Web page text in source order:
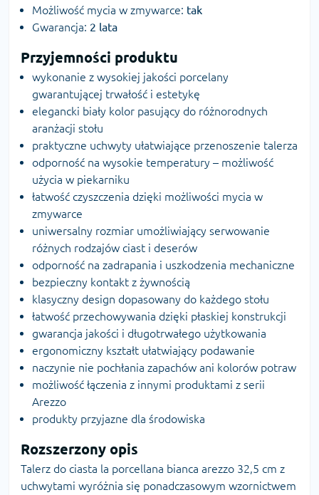
Możliwość mycia w zmywarce: tak
Gwarancja: 2 lata
Przyjemności produktu
wykonanie z wysokiej jakości porcelany
gwarantującej trwałość i estetykę
elegancki biały kolor pasujący do różnorodnych
aranżacji stołu
praktyczne uchwyty ułatwiające przenoszenie talerza
odporność na wysokie temperatury – możliwość
użycia w piekarniku
łatwość czyszczenia dzięki możliwości mycia w
zmywarce
uniwersalny rozmiar umożliwiający serwowanie
różnych rodzajów ciast i deserów
odporność na zadrapania i uszkodzenia mechaniczne
bezpieczny kontakt z żywnością
klasyczny design dopasowany do każdego stołu
łatwość przechowywania dzięki płaskiej konstrukcji
gwarancja jakości i długotrwałego użytkowania
ergonomiczny kształt ułatwiający podawanie
naczynie nie pochłania zapachów ani kolorów potraw
możliwość łączenia z innymi produktami z serii
Arezzo
produkty przyjazne dla środowiska
Rozszerzony opis
Talerz do ciasta la porcellana bianca arezzo 32,5 cm z
uchwytami wyróżnia się ponadczasowym wzornictwem